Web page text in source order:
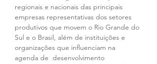
regionais e nacionais das principais
empresas representativas dos setores
produtivos que movem o Rio Grande do
Sul e o Brasil, além de instituições e
organizações que influenciam na
agenda de  desenvolvimento